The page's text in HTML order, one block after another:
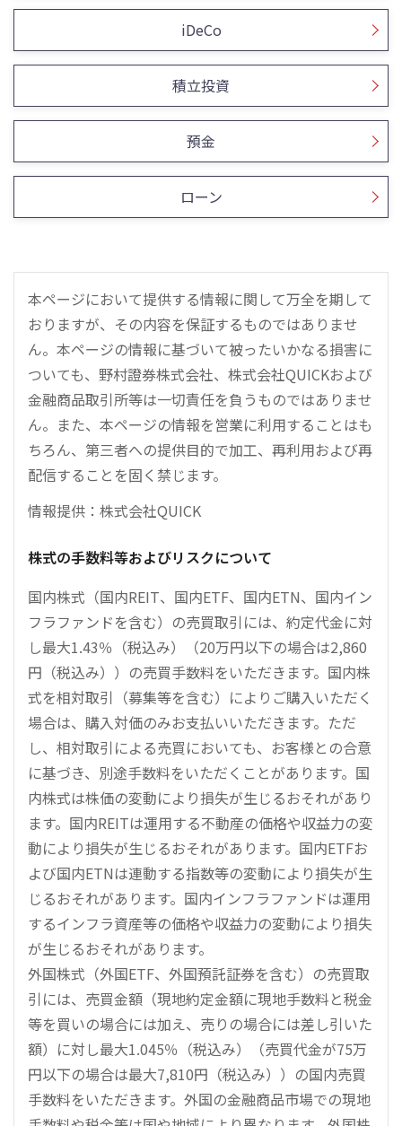
iDeCo
積立投資
預金
ローン
本ページにおいて提供する情報に関して万全を期して
おりますが、その内容を保証するものではありませ
ん。本ページの情報に基づいて被ったいかなる損害に
ついても、野村證券株式会社、株式会社QUICKおよび
金融商品取引所等は一切責任を負うものではありませ
ん。また、本ページの情報を営業に利用することはも
ちろん、第三者への提供目的で加工、再利用および再
配信することを固く禁じます。
情報提供：株式会社QUICK
株式の手数料等およびリスクについて
国内株式（国内REIT、国内ETF、国内ETN、国内イン
フラファンドを含む）の売買取引には、約定代金に対
し最大1.43％（税込み）（20万円以下の場合は2,860
円（税込み））の売買手数料をいただきます。国内株
式を相対取引（募集等を含む）によりご購入いただく
場合は、購入対価のみお支払いいただきます。ただ
し、相対取引による売買においても、お客様との合意
に基づき、別途手数料をいただくことがあります。国
内株式は株価の変動により損失が生じるおそれがあり
ます。国内REITは運用する不動産の価格や収益力の変
動により損失が生じるおそれがあります。国内ETFお
よび国内ETNは連動する指数等の変動により損失が生
じるおそれがあります。国内インフラファンドは運用
するインフラ資産等の価格や収益力の変動により損失
が生じるおそれがあります。
外国株式（外国ETF、外国預託証券を含む）の売買取
引には、売買金額（現地約定金額に現地手数料と税金
等を買いの場合には加え、売りの場合には差し引いた
額）に対し最大1.045％（税込み）（売買代金が75万
円以下の場合は最大7,810円（税込み））の国内売買
手数料をいただきます。外国の金融商品市場での現地